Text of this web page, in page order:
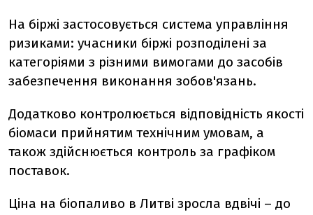
На біржі застосовується система управління
ризиками: учасники біржі розподілені за
категоріями з різними вимогами до засобів
забезпечення виконання зобов'язань.
Додатково контролюється відповідність якості
біомаси прийнятим технічним умовам, а
також здійснюється контроль за графіком
поставок.
Ціна на біопаливо в Литві зросла вдвічі – до